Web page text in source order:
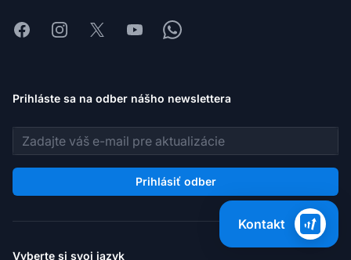
FacebookInstagram
X YoutubeWhatsapp
Prihláste sa na odber nášho newslettera
E-mailová adresa
Prihlásiť odber
Vyberte si svoj jazyk
Kontakt